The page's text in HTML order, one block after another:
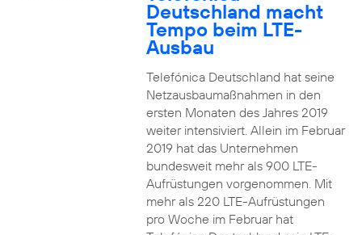
Deutschland macht
Tempo beim LTE-
Ausbau
Telefónica Deutschland hat seine
Netzausbaumaßnahmen in den
ersten Monaten des Jahres 2019
weiter intensiviert. Allein im Februar
2019 hat das Unternehmen
bundesweit mehr als 900 LTE-
Aufrüstungen vorgenommen. Mit
mehr als 220 LTE-Aufrüstungen
pro Woche im Februar hat